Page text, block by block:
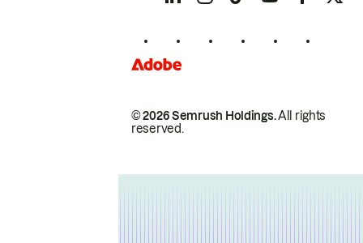
© 2026 Semrush Holdings.All rights
reserved.